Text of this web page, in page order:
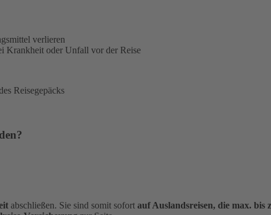
verlieren
Krankheit oder Unfall vor der Reise
Reisegepäcks
abschließen. Sie sind somit sofort auf Auslandsreisen, die max. bis